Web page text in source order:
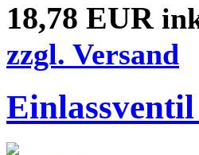
18,78 EUR
zzgl. Versand